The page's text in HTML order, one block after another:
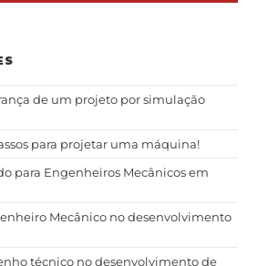
de um projeto por simulação
para projetar uma máquina!
para Engenheiros Mecânicos em
Mecânico no desenvolvimento
técnico no desenvolvimento de